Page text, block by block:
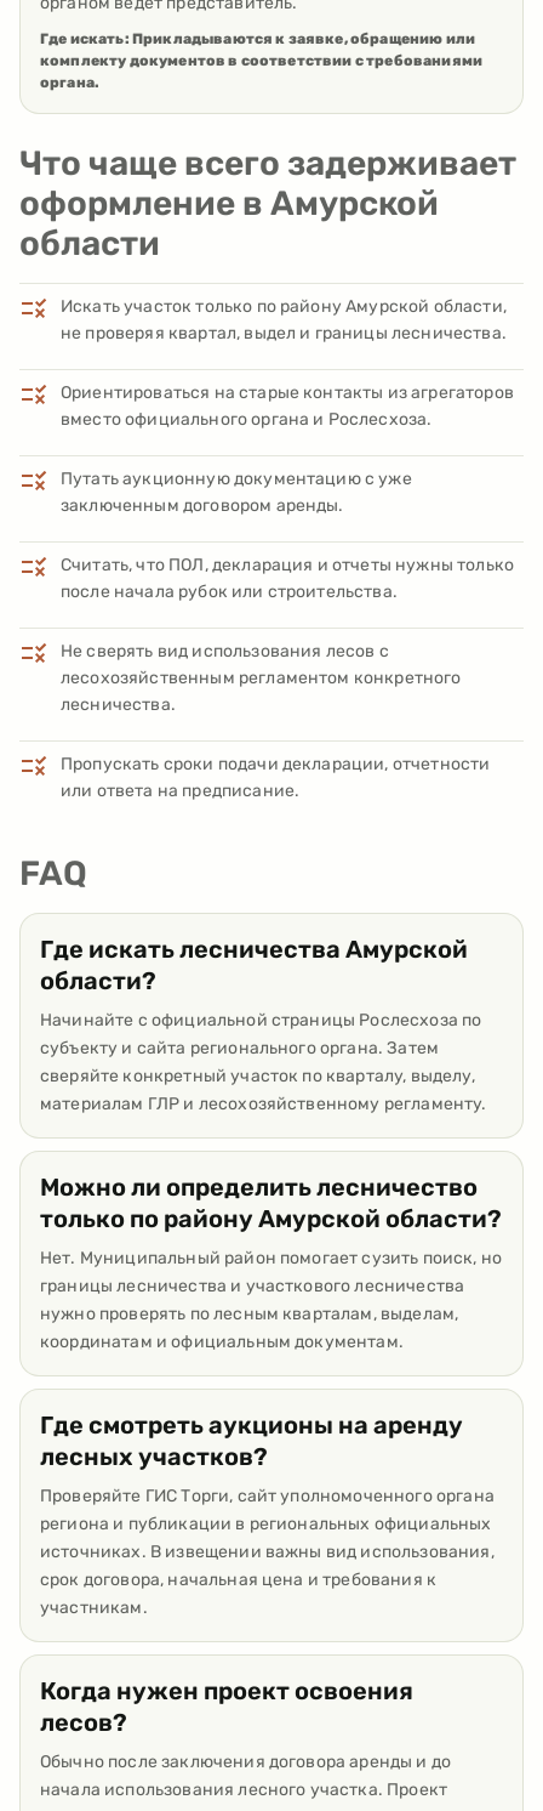
Где искать: Прикладываются к заявке, обращению или
комплекту документов в соответствии с требованиями
органа.
Что чаще всего задерживает
оформление в Амурской
области
Искать участок только по району Амурской области,
не проверяя квартал, выдел и границы лесничества.
Ориентироваться на старые контакты из агрегаторов
вместо официального органа и Рослесхоза.
Путать аукционную документацию с уже
заключенным договором аренды.
Считать, что ПОЛ, декларация и отчеты нужны только
после начала рубок или строительства.
Не сверять вид использования лесов с
лесохозяйственным регламентом конкретного
лесничества.
Пропускать сроки подачи декларации, отчетности
или ответа на предписание.
FAQ
Где искать лесничества Амурской
области?
Начинайте с официальной страницы Рослесхоза по
субъекту и сайта регионального органа. Затем
сверяйте конкретный участок по кварталу, выделу,
материалам ГЛР и лесохозяйственному регламенту.
Можно ли определить лесничество
только по району Амурской области?
Нет. Муниципальный район помогает сузить поиск, но
границы лесничества и участкового лесничества
нужно проверять по лесным кварталам, выделам,
координатам и официальным документам.
Где смотреть аукционы на аренду
лесных участков?
Проверяйте ГИС Торги, сайт уполномоченного органа
региона и публикации в региональных официальных
источниках. В извещении важны вид использования,
срок договора, начальная цена и требования к
участникам.
Когда нужен проект освоения
лесов?
Обычно после заключения договора аренды и до
начала использования лесного участка. Проект